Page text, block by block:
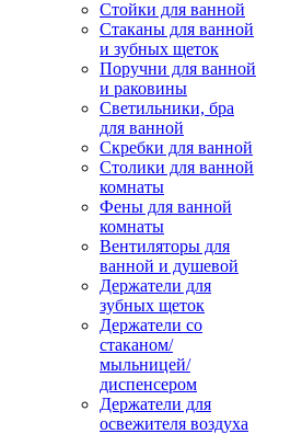
Стойки для ванной
Стаканы для ванной
и зубных щеток
Поручни для ванной
и раковины
Светильники, бра
для ванной
Скребки для ванной
Столики для ванной
комнаты
Фены для ванной
комнаты
Вентиляторы для
ванной и душевой
Держатели для
зубных щеток
Держатели со
стаканом/
мыльницей/
диспенсером
Держатели для
освежителя воздуха